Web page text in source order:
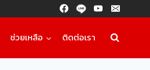
ช่วยเหลือ ติดต่อเรา